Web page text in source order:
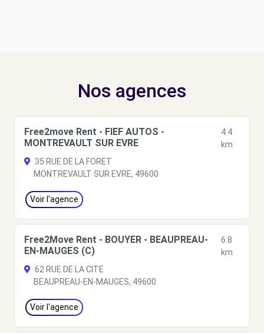
Nos agences
Free2move Rent - FIEF AUTOS -
MONTREVAULT SUR EVRE
4.4
km
35 RUE DE LA FORET
MONTREVAULT SUR EVRE, 49600
Voir l'agence
Free2Move Rent - BOUYER - BEAUPREAU-
EN-MAUGES (C)
6.8
km
62 RUE DE LA CITE
BEAUPREAU-EN-MAUGES, 49600
Voir l'agence